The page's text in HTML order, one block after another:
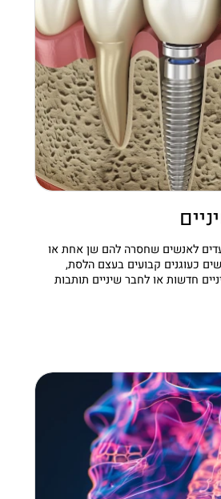
לאנשים שחסרה להם שן אחת או
כעוגנים קבועים בעצם הלסת,
חדשות או לחבר שיניים תותבות